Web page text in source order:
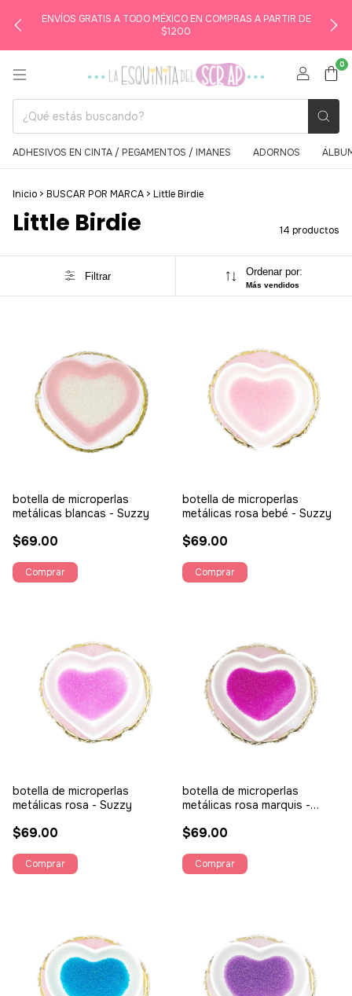
ENVÍOS GRATIS A TODO MÉXICO EN COMPRAS A PARTIR DE
$1200
0
ADHESIVOS EN CINTA / PEGAMENTOS / IMANES ADORNOS
Inicio > BUSCAR POR MARCA > Little Birdie
Little Birdie 14 productos
Filtrar Ordenar por:
Más vendidos
botella de microperlas
metálicas blancas - Suzzy
$69.00
botella de microperlas
metálicas rosa bebé - Suzzy
$69.00
botella de microperlas
metálicas rosa - Suzzy
$69.00
botella de microperlas
metálicas rosa marquis -
$69.00